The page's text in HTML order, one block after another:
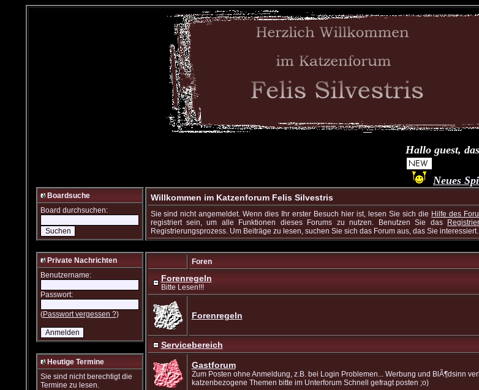
Hallo guest, das
Neues Spiel:
Boardsuche
Board durchsuchen:
Private Nachrichten
Benutzername:
Passwort:
(Passwort vergessen ?)
Heutige Termine
Sie sind nicht berechtigt die
Termine zu lesen.
Willkommen im Katzenforum Felis Silvestris
Sie sind nicht angemeldet. Wenn dies Ihr erster Besuch hier ist, lesen Sie sich die Hilfe des
registriert sein, um alle Funktionen dieses Forums zu nutzen. Benutzen Sie das
Registrierungsprozess. Um Beiträge zu lesen, suchen Sie sich das Forum aus, das Sie
Foren
Forenregeln
Bitte Lesen!!!
Forenregeln
Servicebereich
Gastforum
Zum Posten ohne Anmeldung, z.B. bei Login Problemen... Werbung und BlÃ¶dsinn
katzenbezogene Themen bitte im Unterforum Schnell gefragt posten ;o)